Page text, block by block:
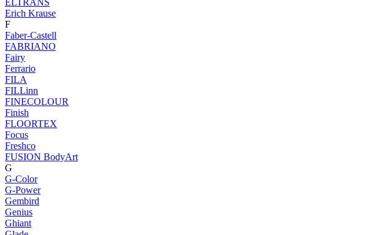
ELTRANS
Erich Krause
F
Faber-Castell
FABRIANO
Fairy
Ferrario
FILA
FILLinn
FINECOLOUR
Finish
FLOORTEX
Focus
Freshco
FUSION BodyArt
G
G-Color
G-Power
Gembird
Genius
Ghiant